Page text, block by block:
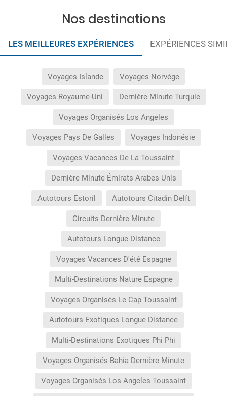
Nos destinations
LES MEILLEURES EXPÉRIENCES EXPÉRIENCES
Voyages Islande Voyages Norvège
Voyages Royaume-Uni Dernière Minute Turquie
Voyages Organisés Los Angeles
Voyages Pays De Galles Voyages Indonésie
Voyages Vacances De La Toussaint
Dernière Minute Émirats Arabes Unis
Autotours Estoril Autotours Citadin Delft
Circuits Dernière Minute
Autotours Longue Distance
Voyages Vacances D'été Espagne
Multi-Destinations Nature Espagne
Voyages Organisés Le Cap Toussaint
Autotours Exotiques Longue Distance
Multi-Destinations Exotiques Phi Phi
Voyages Organisés Bahia Dernière Minute
Voyages Organisés Los Angeles Toussaint